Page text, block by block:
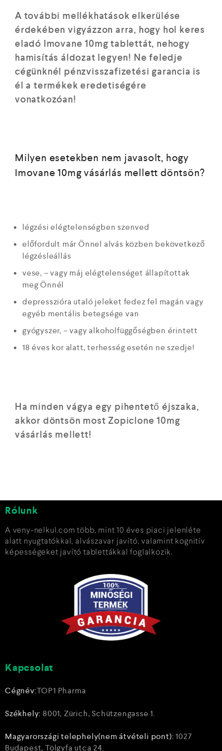
A további mellékhatások elkerülése
érdekében vigyázzon arra, hogy hol keres
eladó Imovane 10mg tablettát, nehogy
hamisítás áldozat legyen! Ne feledje
cégünknél pénzvisszafizetési garancia is
él a termékek eredetiségére
vonatkozóan!
Milyen esetekben nem javasolt, hogy
Imovane 10mg vásárlás mellett döntsön?
légzési elégtelenségben szenved
előfordult már Önnel alvás közben bekövetkező
légzésleállás
vese, – vagy máj elégtelenséget állapítottak
meg Önnél
depresszióra utaló jeleket fedez fel magán vagy
egyéb mentális betegsége van
gyógyszer, – vagy alkoholfüggőségben érintett
18 éves kor alatt, terhesség esetén ne szedje!
Ha minden vágya egy pihentető éjszaka,
akkor döntsön mostZopiclone 10mg
vásárlás mellett!
Rólunk
A veny-nelkul.com több, mint 10 éves piaci jelenléte
alatt nyugtatókkal, alvászavar javító, valamint kognitív
képességeket javító tablettákkal foglalkozik.
Kapcsolat
Cégnév:TOP1 Pharma
Székhely: 8001, Zürich, Schützengasse 1.
Magyarországi telephely(nem átvételi pont):1027
Budapest, Tölgyfa utca 24.